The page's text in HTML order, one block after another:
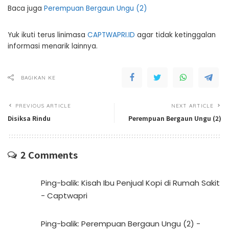
Baca juga Perempuan Bergaun Ungu (2)
Yuk ikuti terus linimasa CAPTWAPRI.ID agar tidak ketinggalan
informasi menarik lainnya.
BAGIKAN KE
PREVIOUS ARTICLE
Disiksa Rindu
NEXT ARTICLE
Perempuan Bergaun Ungu (2)
2 Comments
Ping-balik: Kisah Ibu Penjual Kopi di Rumah Sakit
- Captwapri
Ping-balik: Perempuan Bergaun Ungu (2) -